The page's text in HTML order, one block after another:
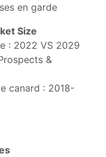
en garde
Size
: 2022 VS 2029
&
canard : 2018-